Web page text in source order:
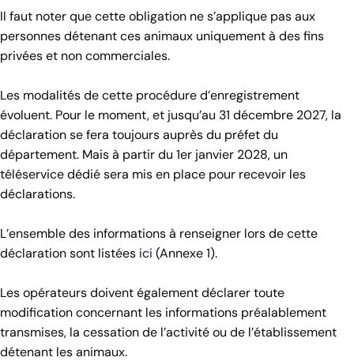
Il faut noter que cette obligation ne s’applique pas aux
personnes détenant ces animaux uniquement à des fins
privées et non commerciales.
Les modalités de cette procédure d’enregistrement
évoluent. Pour le moment, et jusqu’au 31 décembre 2027, la
déclaration se fera toujours auprès du préfet du
département. Mais à partir du 1er janvier 2028, un
téléservice dédié sera mis en place pour recevoir les
déclarations.
L’ensemble des informations à renseigner lors de cette
déclaration sont listées ici (Annexe 1).
Les opérateurs doivent également déclarer toute
modification concernant les informations préalablement
transmises, la cessation de l’activité ou de l’établissement
détenant les animaux.